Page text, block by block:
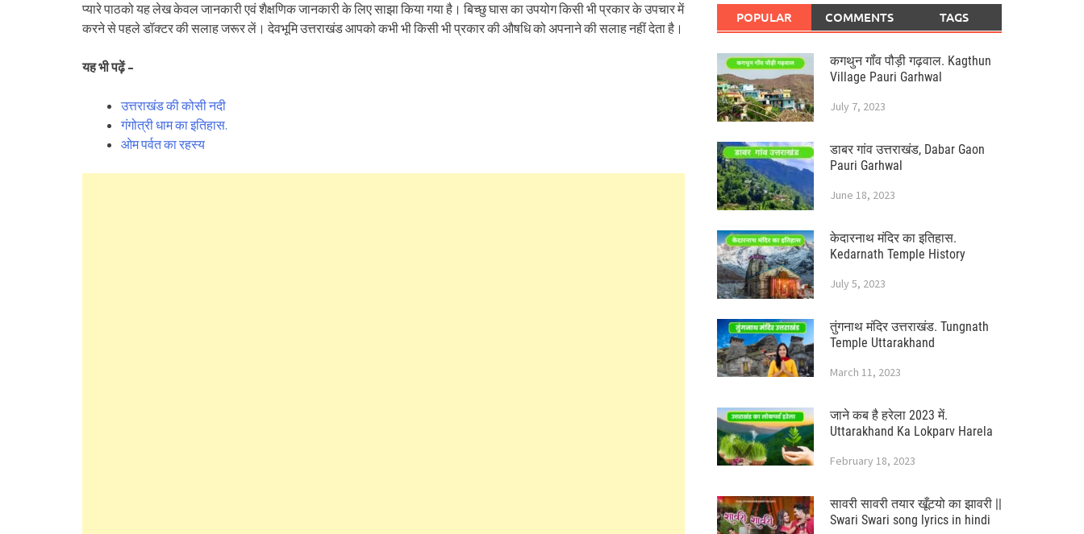
प्यारे पाठको यह लेख केवल जानकारी एवं शैक्षणिक जानकारी के लिए साझा किया गया है। बिच्छु घास का उपयोग किसी भी प्रकार के उपचार में
करने से पहले डॉक्टर की सलाह जरूर लें। देवभूमि उत्तराखंड आपको कभी भी किसी भी प्रकार की औषधि को अपनाने की सलाह नहीं देता है।
यह भी पढ़ें –
उत्तराखंड की कोसी नदी
गंगोत्री धाम का इतिहास.
ओम पर्वत का रहस्य
POPULAR COMMENTS TAGS
कगथुन गॉंव पौड़ी गढ़वाल. Kagthun
Village Pauri Garhwal
July 7, 2023
डाबर गांव उत्तराखंड, Dabar Gaon
Pauri Garhwal
June 18, 2023
केदारनाथ मंदिर का इतिहास.
Kedarnath Temple History
July 5, 2023
तुंगनाथ मंदिर उत्तराखंड. Tungnath
Temple Uttarakhand
March 11, 2023
जाने कब है हरेला 2023 में.
Uttarakhand Ka Lokparv Harela
February 18, 2023
सावरी सावरी तयार खूँटयो का झावरी ||
Swari Swari song lyrics in hindi